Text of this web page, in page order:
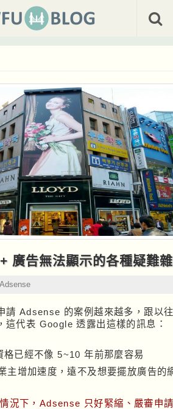
廣告無法顯示的各種疑難
Adsense
請 Adsense 的案例越來越多，跟以
這代表 Google 透露出這樣的訊息：
已經不像 5~10 年前那麼容易
主增加速度，遠不及想要擺放廣告的
況下，Adsense 只好緊縮、嚴審申